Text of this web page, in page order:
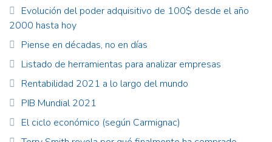
Evolución del poder adquisitivo de 100$ desde el año
2000 hasta hoy
Piense en décadas, no en días
Listado de herramientas para analizar empresas
Rentabilidad 2021 a lo largo del mundo
PIB Mundial 2021
El ciclo económico (según Carmignac)